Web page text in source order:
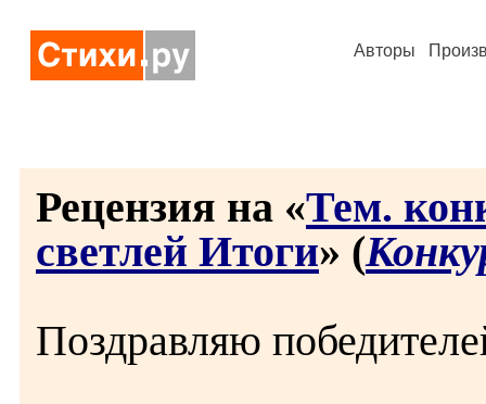
Авторы
Рецензия на «Тем.
светлей Итоги» (
Поздравляю